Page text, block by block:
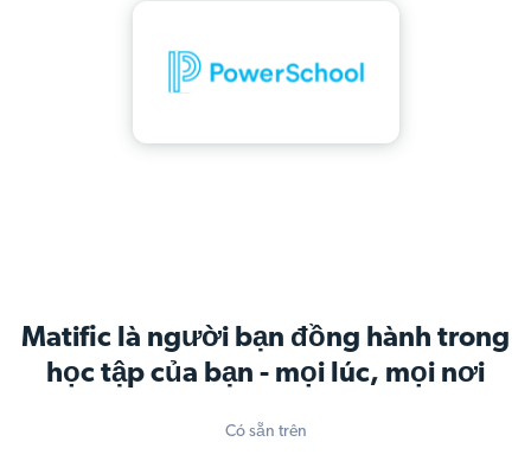
Matific là người bạn đồng hành trong
học tập của bạn - mọi lúc, mọi nơi
Có sẵn trên